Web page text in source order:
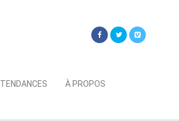
TENDANCES À PROPOS